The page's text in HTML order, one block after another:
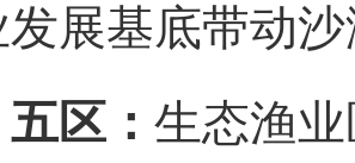
发展基底带动
五区： 生态渔